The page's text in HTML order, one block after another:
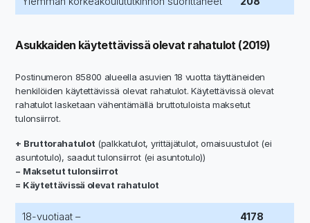
Asukkaiden käytettävissä olevat rahatulot (2019)
Postinumeron 85800 alueella asuvien 18 vuotta täyttäneiden
henkilöiden käytettävissä olevat rahatulot. Käytettävissä olevat
rahatulot lasketaan vähentämällä bruttotuloista maksetut
tulonsiirrot.
+ Bruttorahatulot (palkkatulot, yrittäjätulot, omaisuustulot (ei
asuntotulo), saadut tulonsiirrot (ei asuntotulo))
− Maksetut tulonsiirrot
= Käytettävissä olevat rahatulot
18-vuotiaat – 4178